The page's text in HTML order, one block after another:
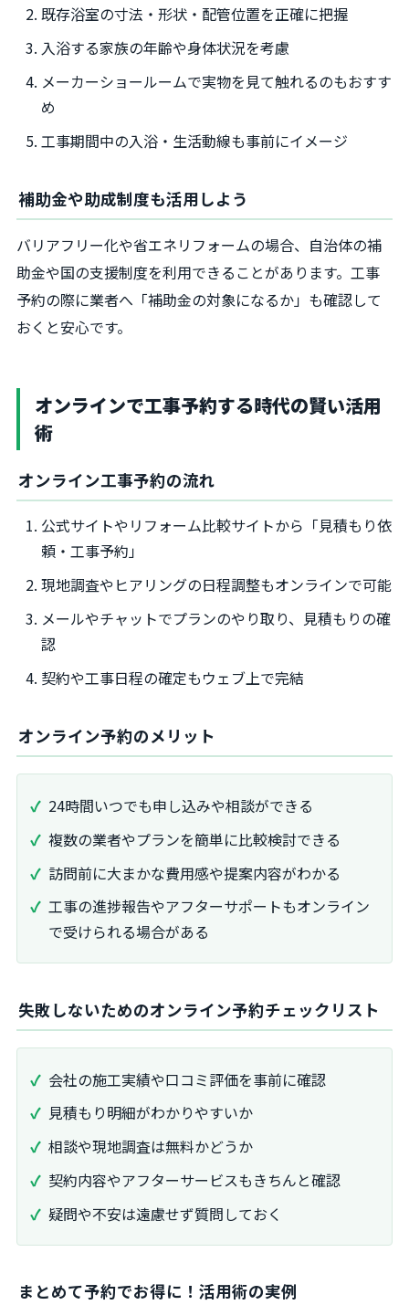
既存浴室の寸法・形状・配管位置を正確に把握
入浴する家族の年齢や身体状況を考慮
メーカーショールームで実物を見て触れるのもおすす
め
工事期間中の入浴・生活動線も事前にイメージ
補助金や助成制度も活用しよう
バリアフリー化や省エネリフォームの場合、自治体の補
助金や国の支援制度を利用できることがあります。工事
予約の際に業者へ「補助金の対象になるか」も確認して
おくと安心です。
オンラインで工事予約する時代の賢い活用
術
オンライン工事予約の流れ
公式サイトやリフォーム比較サイトから「見積もり依
頼・工事予約」
現地調査やヒアリングの日程調整もオンラインで可能
メールやチャットでプランのやり取り、見積もりの確
認
契約や工事日程の確定もウェブ上で完結
オンライン予約のメリット
24時間いつでも申し込みや相談ができる
複数の業者やプランを簡単に比較検討できる
訪問前に大まかな費用感や提案内容がわかる
工事の進捗報告やアフターサポートもオンライン
で受けられる場合がある
失敗しないためのオンライン予約チェックリスト
会社の施工実績や口コミ評価を事前に確認
見積もり明細がわかりやすいか
相談や現地調査は無料かどうか
契約内容やアフターサービスもきちんと確認
疑問や不安は遠慮せず質問しておく
まとめて予約でお得に！活用術の実例